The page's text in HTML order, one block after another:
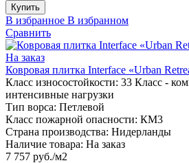
Купить
В избранное В избранном
Сравнить
На заказ
Ковровая плитка Interface «Urban
Класс износостойкости: 33 Класс -
интенсивные нагрузки
Тип ворса: Петлевой
Класс пожарной опасности: КМ3
Страна производства: Нидерланды
Наличие товара: На заказ
7 757 руб./м2